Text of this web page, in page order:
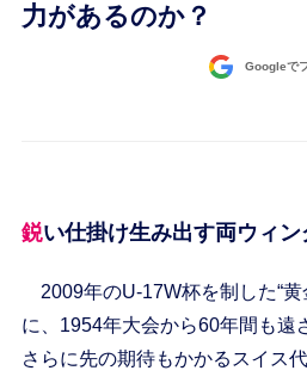
UEFA
ナショナルチーム
力があるのか？
Googleで
鋭い仕掛け生み出す両ウィン
2009年のU-17W杯を制した“黄
に、1954年大会から60年間も遠
さらに先の期待もかかるスイス代